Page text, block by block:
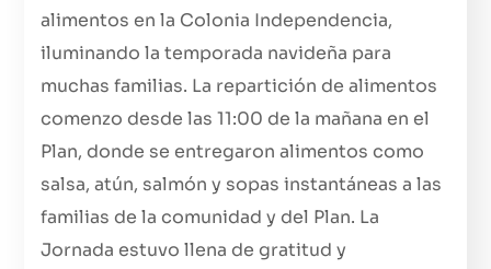
alimentos en la Colonia Independencia,
iluminando la temporada navideña para
muchas familias. La repartición de alimentos
comenzo desde las 11:00 de la mañana en el
Plan, donde se entregaron alimentos como
salsa, atún, salmón y sopas instantáneas a las
familias de la comunidad y del Plan. La
Jornada estuvo llena de gratitud y